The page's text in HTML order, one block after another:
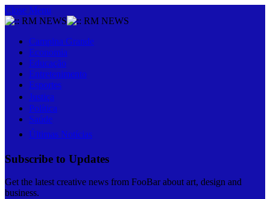
Close Menu
Campina Grande
Economia
Educação
Entretenimento
Esportes
Justiça
Política
Saúde
Últimas Notícias
Subscribe to Updates
Get the latest creative news from FooBar about art, design and
business.